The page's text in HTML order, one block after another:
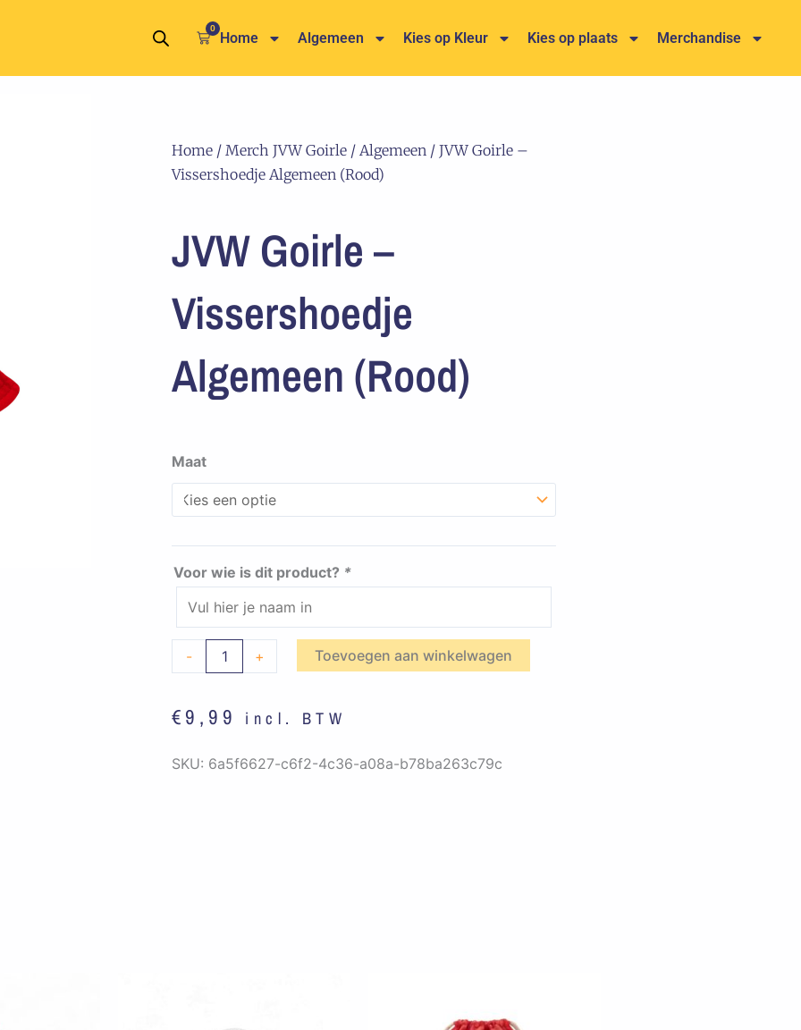
0
Winkelwagen
Home Algemeen Kies op Kleur Kies op plaats Merchandise
Home / Merch JVW Goirle / Algemeen / JVW Goirle –
Vissershoedje Algemeen (Rood)
JVW Goirle –
Vissershoedje
Algemeen (Rood)
Maat
Voor wie is dit product? *
-
JVW
Goirle
Algemeen
(Rood)
aantal
+ Toevoegen aan winkelwagen
€9,99 incl. BTW
SKU: 6a5f6627-c6f2-4c36-a08a-b78ba263c79c